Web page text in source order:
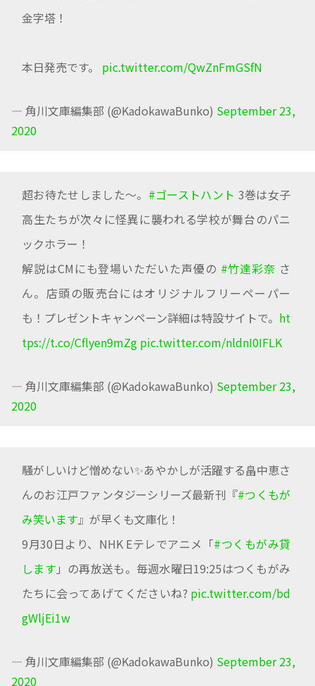
金字塔！
本日発売です。 pic.twitter.com/QwZnFmGSfN
— 角川文庫編集部 (@KadokawaBunko) September 23,
2020
超お待たせしました～。 #ゴーストハント 3巻は女子
高生たちが次々に怪異に襲われる学校が舞台のパニ
ックホラー！
解説はCMにも登場いただいた声優の #竹達彩奈 さ
ん。店頭の販売台にはオリジナルフリーペーパー
も！プレゼントキャンペーン詳細は特設サイトで。 ht
tps://t.co/Cflyen9mZg pic.twitter.com/nldnI0IFLK
— 角川文庫編集部 (@KadokawaBunko) September 23,
2020
騒がしいけど憎めない✨あやかしが活躍する畠中恵さ
んのお江戸ファンタジーシリーズ最新刊『#つくもが
み笑います』が早くも文庫化！
9月30日より、NHK Eテレでアニメ「#つくもがみ貸
します 」の再放送も。毎週水曜日19:25はつくもがみ
たちに会ってあげてくださいね? pic.twitter.com/bd
gWljEi1w
— 角川文庫編集部 (@KadokawaBunko) September 23,
2020